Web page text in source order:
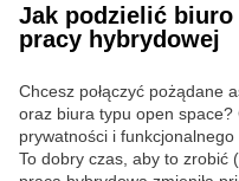
Jak podzielić
pracy hybrydowej
Chcesz połączyć pożądane
oraz biura typu open
prywatności i funkcjonalnego
To dobry czas, aby to zrobić